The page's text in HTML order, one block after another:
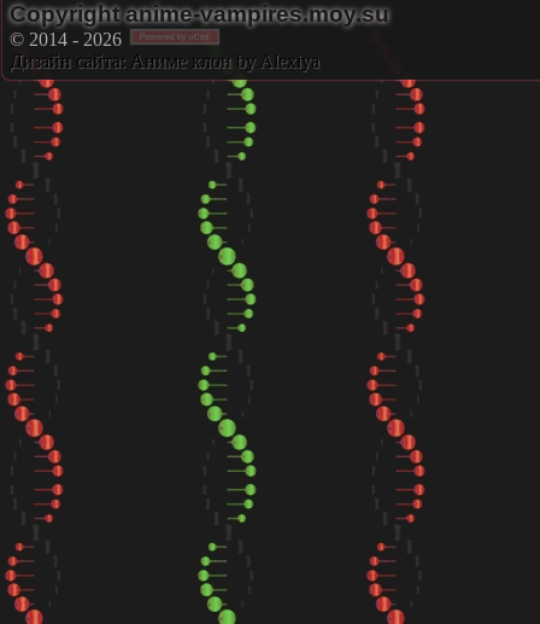
Copyright anime-vampires.moy.su
© 2014 - 2026
Дизайн сайта: Аниме клон by Alexiya